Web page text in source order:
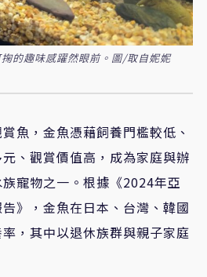
的趣味感躍然眼前。圖/取自妮妮
魚，金魚憑藉飼養門檻較低、
、觀賞價值高，成為家庭與辦
寵物之一。根據《2024年亞
》，金魚在日本、台灣、韓國
，其中以退休族群與親子家庭